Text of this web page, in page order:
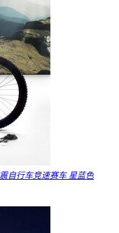
自行车竞速赛车 星蓝色